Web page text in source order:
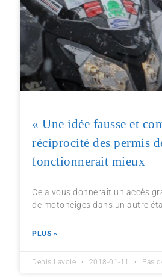
« Une idée fausse et
réciprocité des permis
fonctionnerait mieux
Cela vous donnerait un accès
de motoneiges dans un autre
PLUS »
Denis Lavoie 2018-01-11 Pas